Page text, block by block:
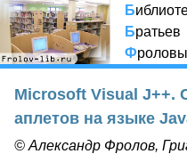
Б
Братьев
Ф
Microsoft Visual J++.
аплетов на языке
© Александр Фролов,